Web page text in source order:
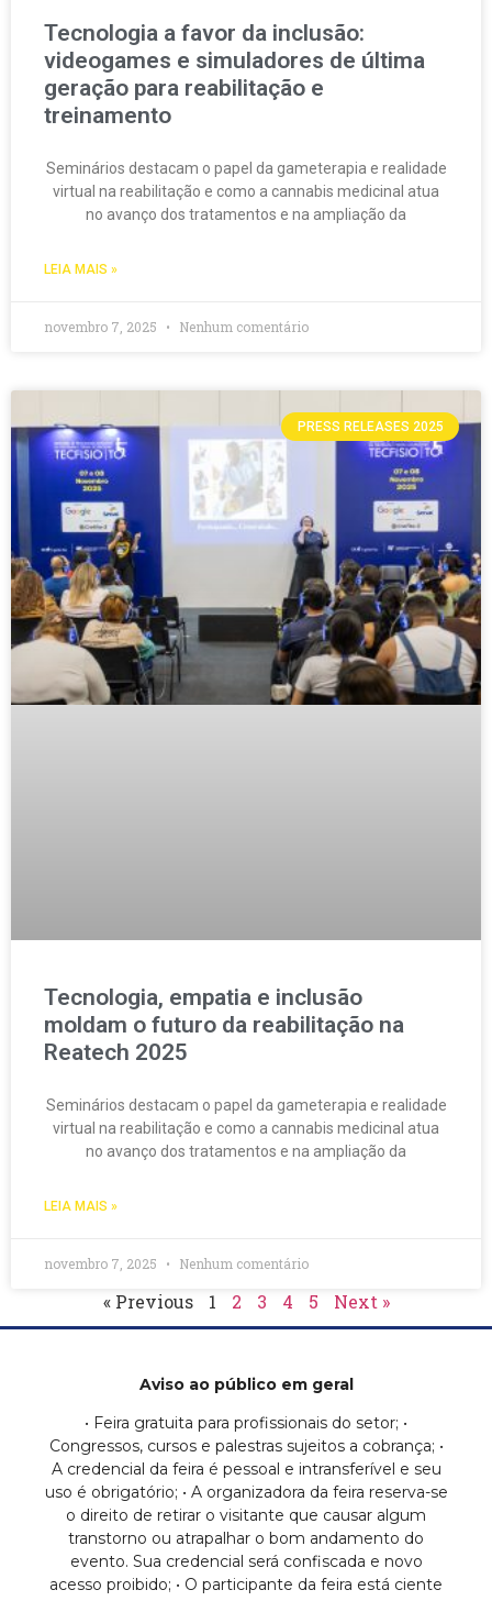
Tecnologia a favor da inclusão:
videogames e simuladores de última
geração para reabilitação e
treinamento
Seminários destacam o papel da gameterapia e realidade
virtual na reabilitação e como a cannabis medicinal atua
no avanço dos tratamentos e na ampliação da
LEIA MAIS »
novembro 7, 2025 Nenhum comentário
PRESS RELEASES 2025
Tecnologia, empatia e inclusão
moldam o futuro da reabilitação na
Reatech 2025
Seminários destacam o papel da gameterapia e realidade
virtual na reabilitação e como a cannabis medicinal atua
no avanço dos tratamentos e na ampliação da
LEIA MAIS »
novembro 7, 2025 Nenhum comentário
« Previous 1 2 3 4 5 Next »
Aviso ao público em geral
• Feira gratuita para profissionais do setor; •
Congressos, cursos e palestras sujeitos a cobrança; •
A credencial da feira é pessoal e intransferível e seu
uso é obrigatório; • A organizadora da feira reserva-se
o direito de retirar o visitante que causar algum
transtorno ou atrapalhar o bom andamento do
evento. Sua credencial será confiscada e novo
acesso proibido; • O participante da feira está ciente